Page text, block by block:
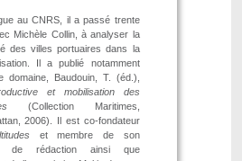
au CNRS, il a passé trente
Michèle Collin, à analyser la
des villes portuaires dans la
Il a publié notamment
domaine, Baudouin, T. (éd.),
et mobilisation des
(Collection Maritimes,
2006). Il est co-fondateur
et membre de son
de rédaction ainsi que